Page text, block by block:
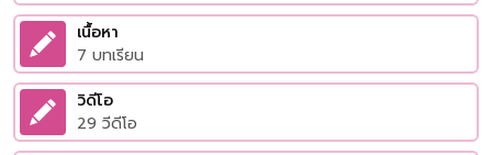
เนื้อหา
7 บทเรียน
วิดีโอ
29 วีดีโอ